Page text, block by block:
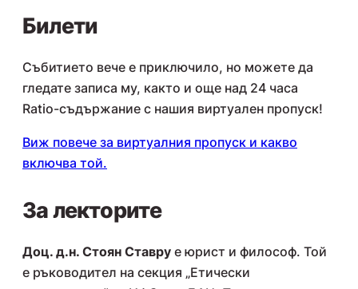
Билети
Събитието вече е приключило, но можете да
гледате записа му, както и още над 24 часа
Ratio-съдържание с нашия виртуален пропуск!
Виж повече за виртуалния пропуск и какво
включва той.
За лекторите
Доц. д.н. Стоян Ставру е юрист и философ. Той
е ръководител на секция „Етически